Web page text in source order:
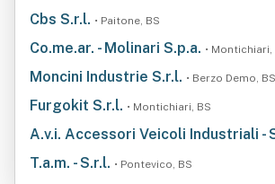
Cbs S.r.l. • Paitone, BS
Co.me.ar. - Molinari S.p.a. • Montichiari,
Moncini Industrie S.r.l. • Berzo Demo, BS
Furgokit S.r.l. • Montichiari, BS
A.v.i. Accessori Veicoli Industriali -
T.a.m. - S.r.l. • Pontevico, BS